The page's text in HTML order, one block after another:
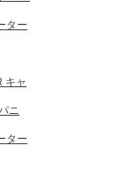
キャ
ニ
ター